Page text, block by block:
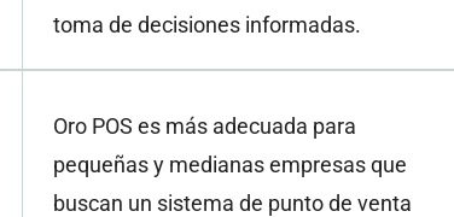
toma de decisiones informadas.
Oro POS es más adecuada para
pequeñas y medianas empresas que
buscan un sistema de punto de venta